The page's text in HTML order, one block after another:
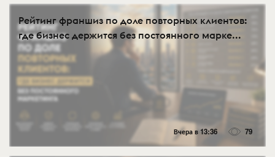
Рейтинг франшиз по доле повторных клиентов:
где бизнес держится без постоянного марке...
Вчера в 13:36 79